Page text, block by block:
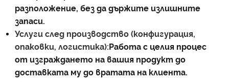
разположение, без да държите излишните
запаси.
Услуги след производство (конфигурация,
опаковки, логистика):Работа с целия процес
от изграждането на вашия продукт до
доставката му до вратата на клиента.